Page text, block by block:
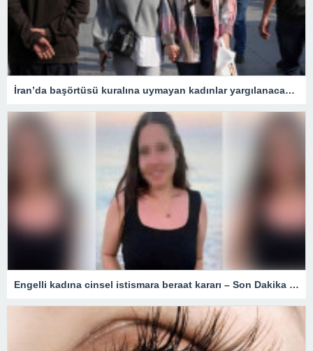
İran’da başörtüsü kuralına uymayan kadınlar yargılanacak – Son Dakika Dünya Haberleri
Engelli kadına cinsel istismara beraat kararı – Son Dakika Türkiye Haberleri